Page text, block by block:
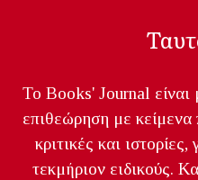
Το Books' Journal είναι
επιθεώρηση με
κριτικές και
τεκμήριον ειδικούς.